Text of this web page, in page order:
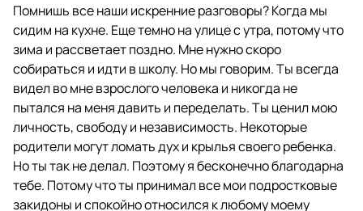
Помнишь все наши искренние разговоры? Когда мы
сидим на кухне. Еще темно на улице с утра, потому что
зима и рассветает поздно. Мне нужно скоро
собираться и идти в школу. Но мы говорим. Ты всегда
видел во мне взрослого человека и никогда не
пытался на меня давить и переделать. Ты ценил мою
личность, свободу и независимость. Некоторые
родители могут ломать дух и крылья своего ребенка.
Но ты так не делал. Поэтому я бесконечно благодарна
тебе. Потому что ты принимал все мои подростковые
закидоны и спокойно относился к любому моему